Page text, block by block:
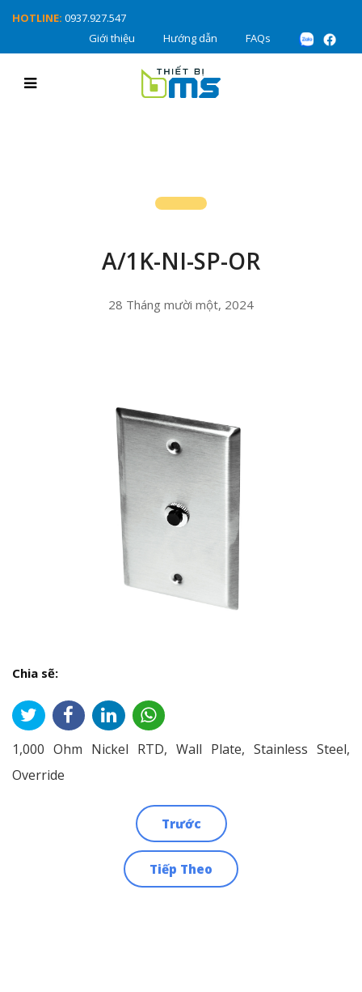
HOTLINE: 0937.927.547
Giới thiệu
Hướng dẫn FAQs
A/1K-NI-SP-OR
28 Tháng mười một, 2024
Chia sẽ:
1,000 Ohm Nickel RTD, Wall Plate, Stainless Steel,
Override
Trước
Tiếp Theo